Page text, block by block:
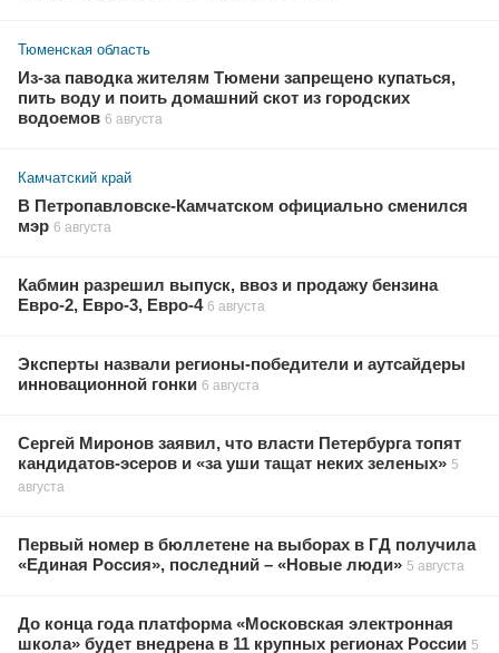
Тюменская область
Из-за паводка жителям Тюмени запрещено купаться,
пить воду и поить домашний скот из городских
водоемов 6 августа
Камчатский край
В Петропавловске-Камчатском официально сменился
мэр 6 августа
Кабмин разрешил выпуск, ввоз и продажу бензина
Евро-2, Евро-3, Евро-4 6 августа
Эксперты назвали регионы-победители и аутсайдеры
инновационной гонки 6 августа
Сергей Миронов заявил, что власти Петербурга топят
кандидатов-эсеров и «за уши тащат неких зеленых» 5
августа
Первый номер в бюллетене на выборах в ГД получила
«Единая Россия», последний – «Новые люди» 5 августа
До конца года платформа «Московская электронная
школа» будет внедрена в 11 крупных регионах России 5